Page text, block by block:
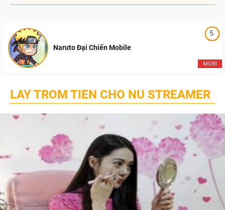
5
MOBI
Naruto Đại Chiến Mobile
LAY TROM TIEN CHO NU STREAMER